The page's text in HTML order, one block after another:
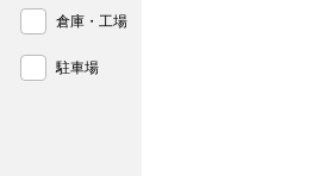
倉庫・工場
駐車場